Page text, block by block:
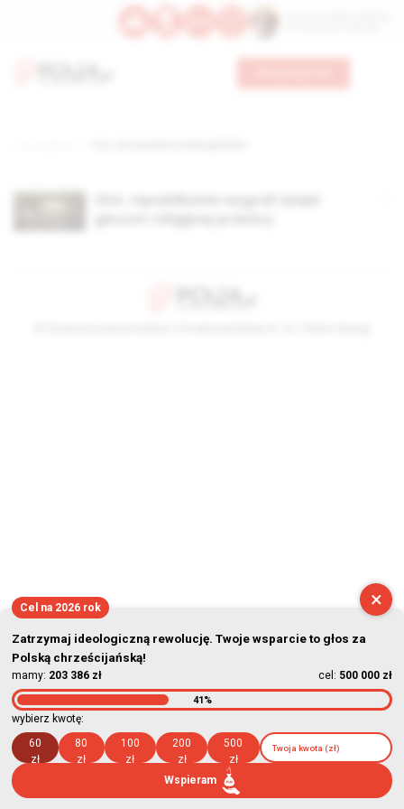
×
Cel na 2026 rok
Zatrzymaj ideologiczną rewolucję. Twoje wsparcie to głos za
Polską chrześcijańską!
mamy: 203 386 zł cel: 500 000 zł
41%
wybierz kwotę:
60
zł
80
zł
100
zł
200
zł
500
zł
Wspieram